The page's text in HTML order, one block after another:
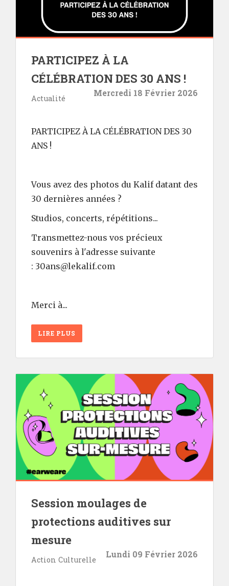
PARTICIPEZ À LA
CÉLÉBRATION DES 30 ANS !
Actualité
Mercredi 18 Février 2026
PARTICIPEZ À LA CÉLÉBRATION DES 30
ANS !
Vous avez des photos du Kalif datant des
30 dernières années ?
Studios, concerts, répétitions...
Transmettez-nous vos précieux
souvenirs à l'adresse suivante
: 30ans@lekalif.com
Merci à...
LIRE PLUS
Session moulages de
protections auditives sur
mesure
Action Culturelle
Lundi 09 Février 2026